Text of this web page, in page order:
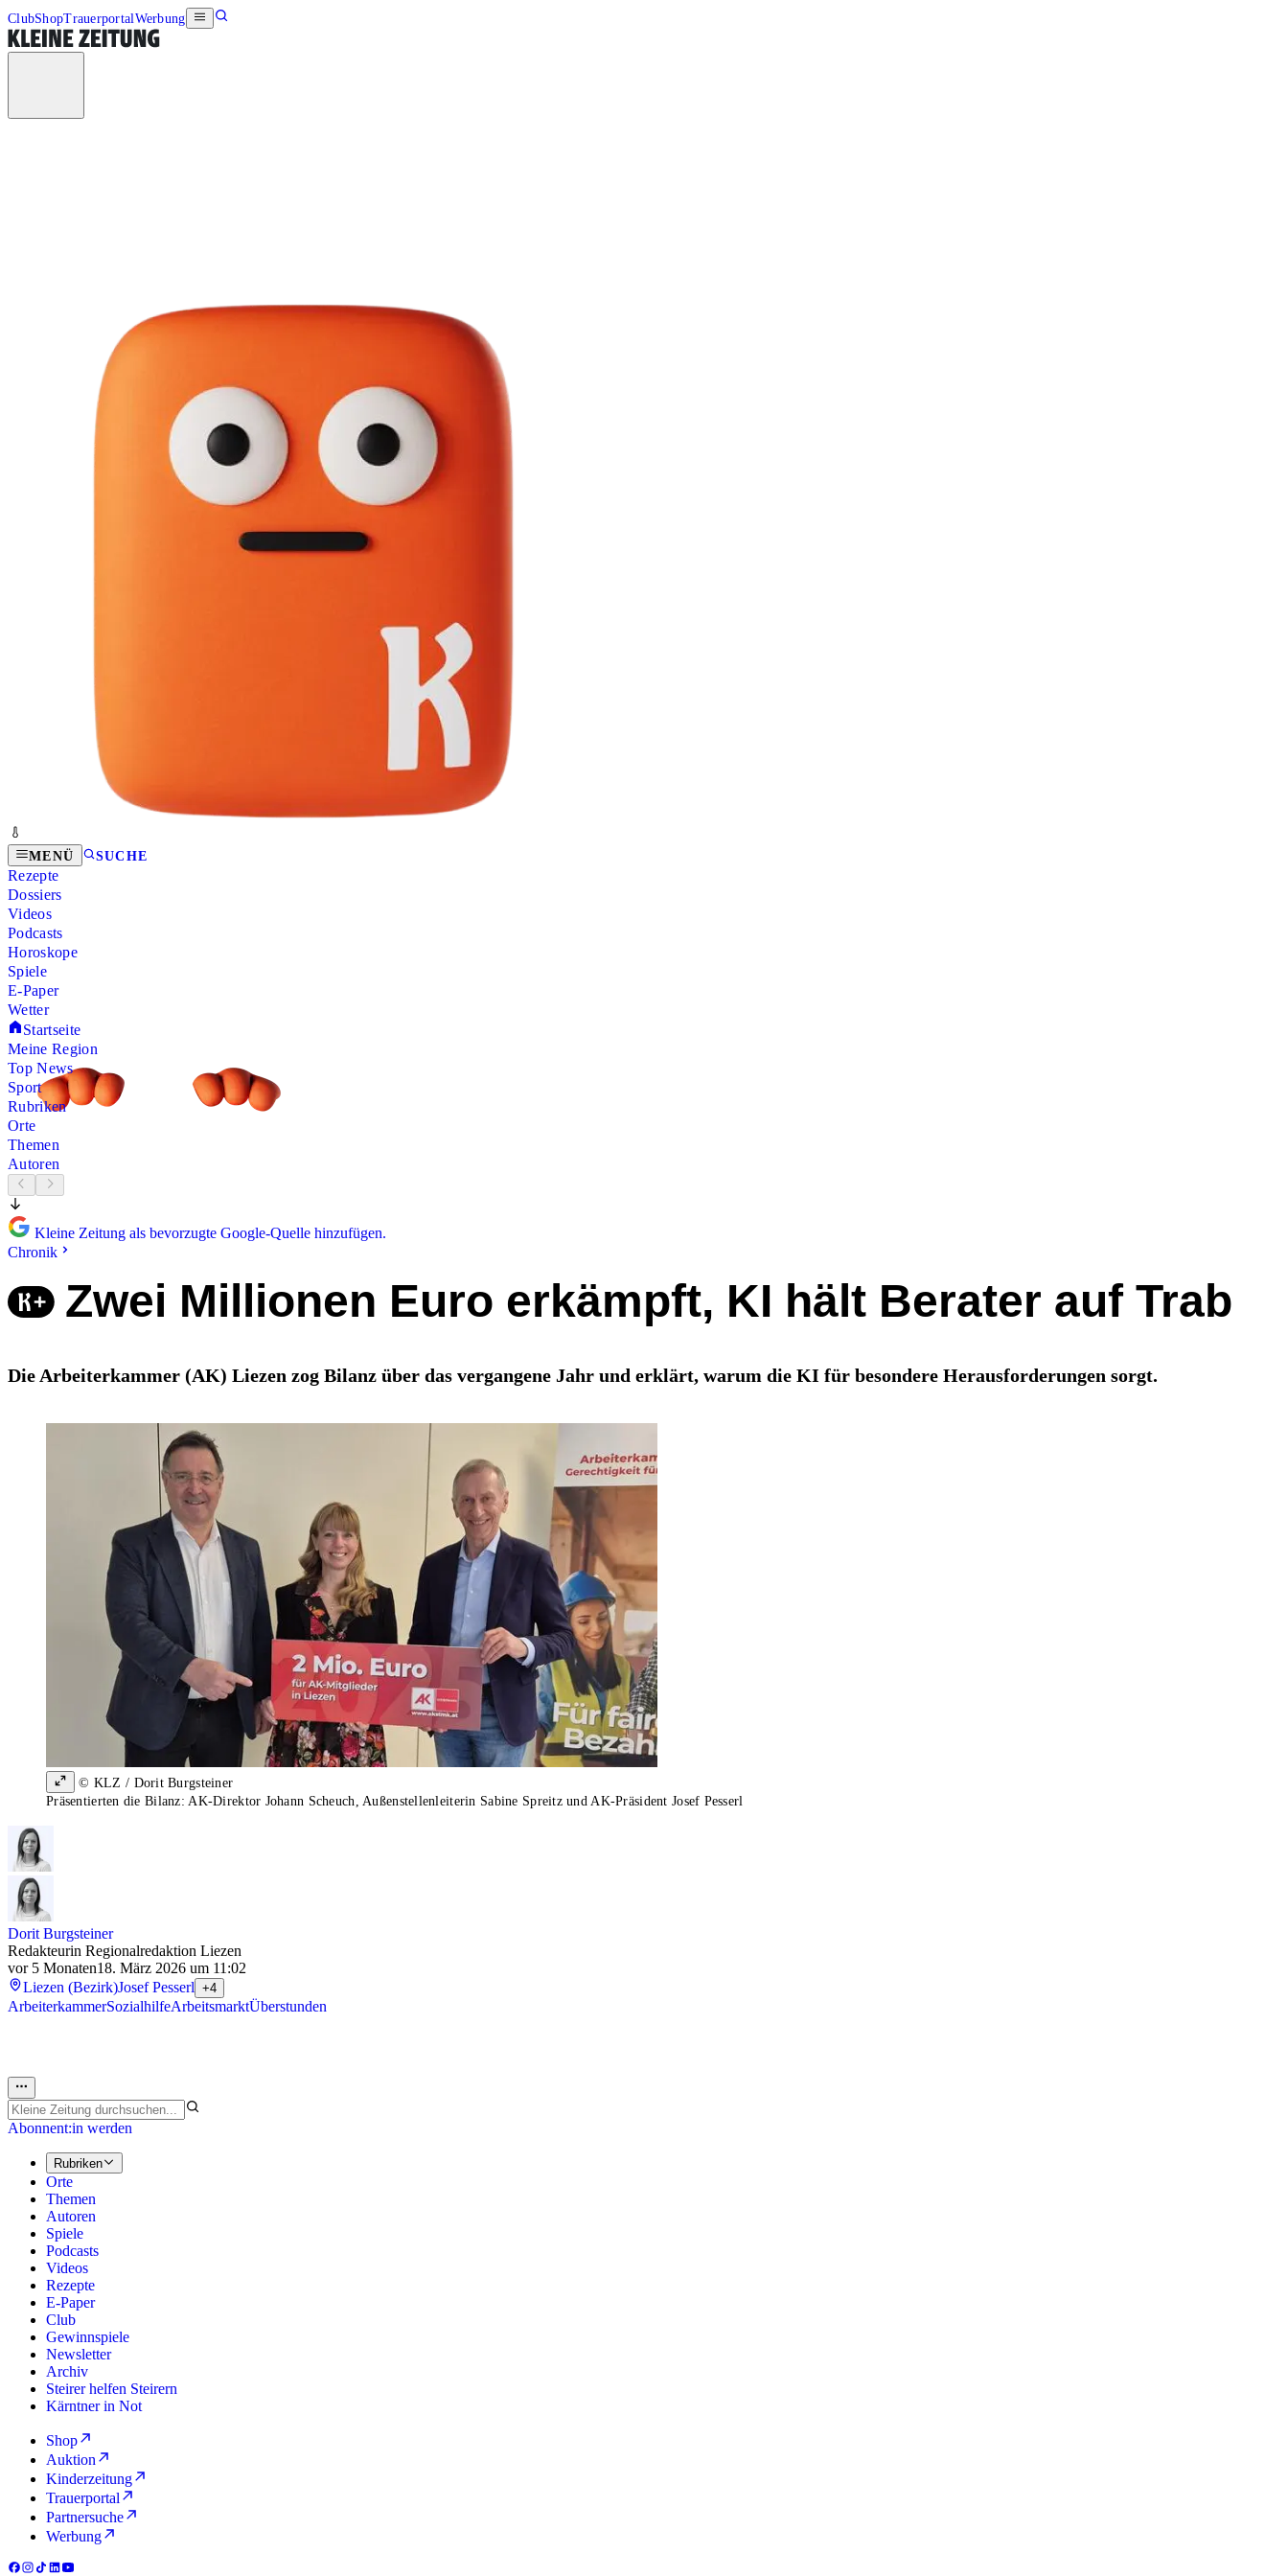
ClubShopTrauerportalWerbung
MENÜ SUCHE
Rezepte
Dossiers
Videos
Podcasts
Horoskope
Spiele
E-Paper
Wetter
Startseite
Meine Region
Top News
Sport
Rubriken
Orte
Themen
Autoren
Kleine Zeitung als bevorzugte Google-Quelle hinzufügen.
Chronik
Zwei Millionen Euro erkämpft, KI hält Berater auf Trab
Die Arbeiterkammer (AK) Liezen zog Bilanz über das vergangene Jahr und erklärt, warum die KI für besondere Herausforderungen sorgt.
© KLZ / Dorit Burgsteiner
Präsentierten die Bilanz: AK-Direktor Johann Scheuch, Außenstellenleiterin Sabine Spreitz und AK-Präsident Josef Pesserl
Dorit Burgsteiner
Redakteurin Regionalredaktion Liezen
vor 5 Monaten18. März 2026 um 11:02
Liezen (Bezirk)Josef Pesserl +4
ArbeiterkammerSozialhilfeArbeitsmarktÜberstunden
Abonnent:in werden
Rubriken
Orte
Themen
Autoren
Spiele
Podcasts
Videos
Rezepte
E-Paper
Club
Gewinnspiele
Newsletter
Archiv
Steirer helfen Steirern
Kärntner in Not
Shop
Auktion
Kinderzeitung
Trauerportal
Partnersuche
Werbung